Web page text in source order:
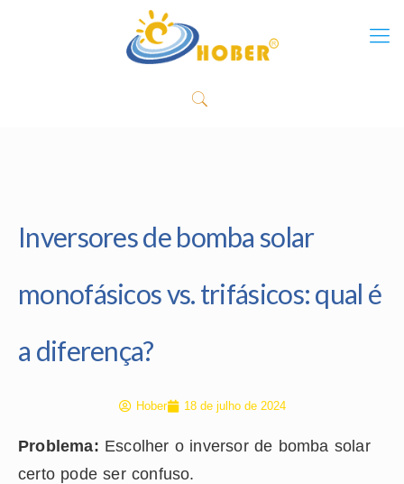
Inversores de bomba solar
monofásicos vs. trifásicos: qual é
a diferença?
Hober 18 de julho de 2024
Problema: Escolher o inversor de bomba solar
certo pode ser confuso.